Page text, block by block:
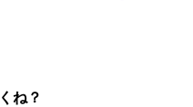
ね？